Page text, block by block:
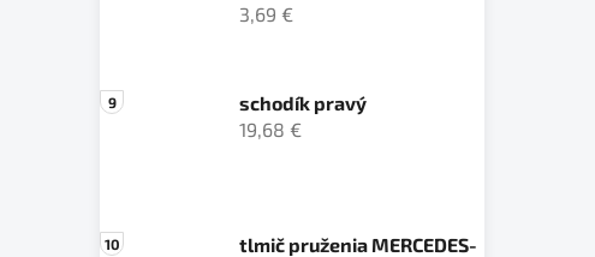
3,69 €
schodík pravý
19,68 €
tlmič pruženia MERCEDES-